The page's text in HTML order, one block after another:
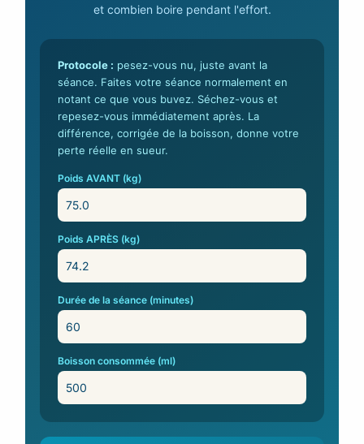
et combien boire pendant l'effort.
Protocole : pesez-vous nu, juste avant la
séance. Faites votre séance normalement en
notant ce que vous buvez. Séchez-vous et
repesez-vous immédiatement après. La
différence, corrigée de la boisson, donne votre
perte réelle en sueur.
Poids AVANT (kg)
Poids APRÈS (kg)
Durée de la séance (minutes)
Boisson consommée (ml)